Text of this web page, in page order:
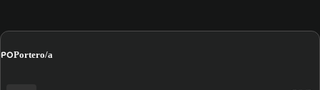
POPortero/a